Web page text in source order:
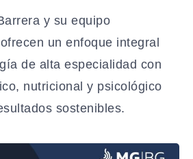
y su equipo
un enfoque integral
de alta especialidad con
nutricional y psicológico
sostenibles.